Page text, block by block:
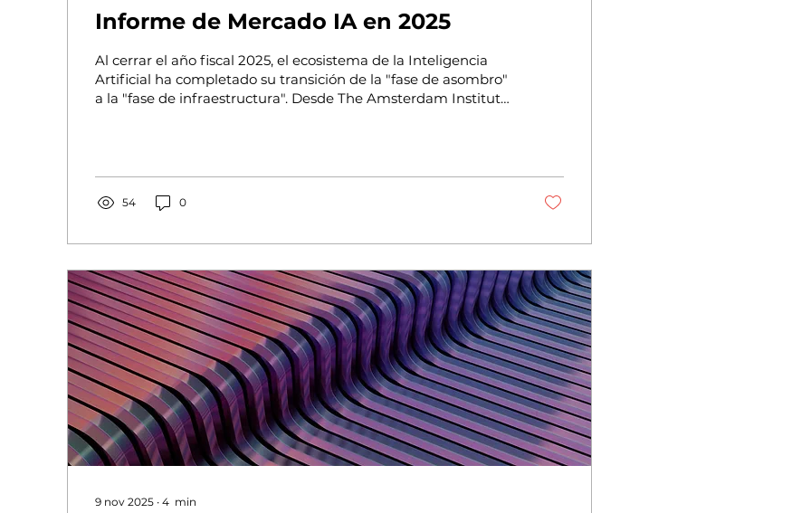
Informe de Mercado IA en 2025
Al cerrar el año fiscal 2025, el ecosistema de la Inteligencia
Artificial ha completado su transición de la "fase de asombro"
a la "fase de infraestructura". Desde The Amsterdam Institute,
54 0
9 nov 2025 ∙ 4 min